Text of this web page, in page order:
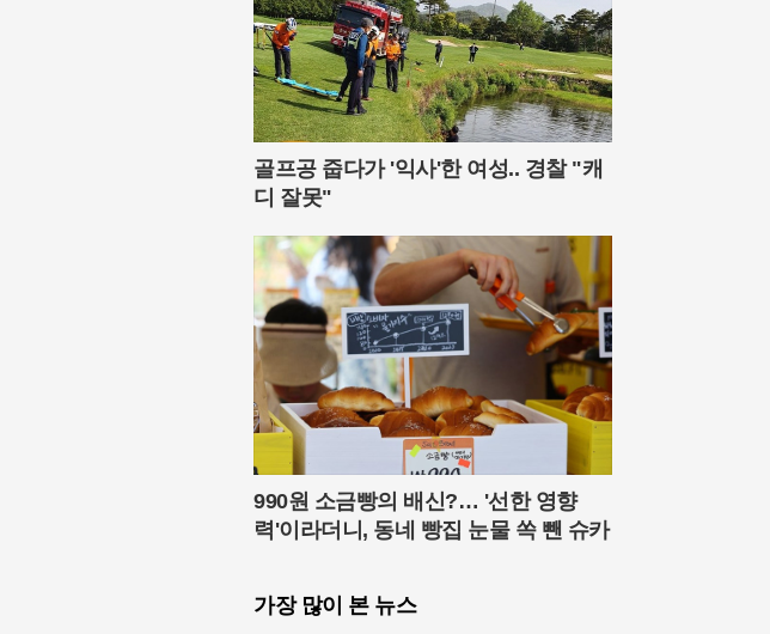
골프공 줍다가 '익사'한 여성.. 경찰 "캐
디 잘못"
990원 소금빵의 배신?… '선한 영향
력'이라더니, 동네 빵집 눈물 쏙 뺀 슈카
가장 많이 본 뉴스